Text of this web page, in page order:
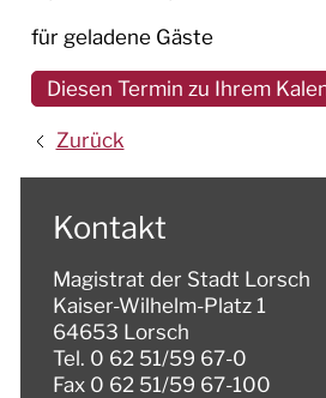
für geladene Gäste
Diesen Termin zu Ihrem
Zurück
Kontakt
Magistrat der Stadt Lorsch
Kaiser-Wilhelm-Platz 1
64653 Lorsch
Tel. 0 62 51/59 67-0
Fax 0 62 51/59 67-100